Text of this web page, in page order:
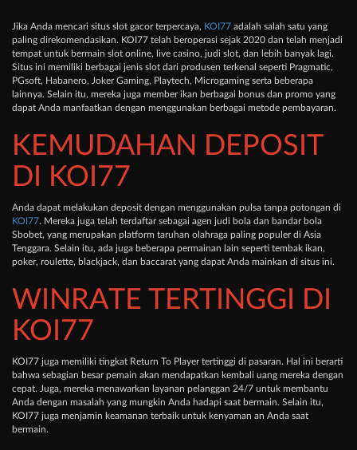
Jika Anda mencari situs slot gacor terpercaya, KOI77 adalah salah satu yang
paling direkomendasikan. KOI77 telah beroperasi sejak 2020 dan telah menjadi
tempat untuk bermain slot online, live casino, judi slot, dan lebih banyak lagi.
Situs ini memiliki berbagai jenis slot dari produsen terkenal seperti Pragmatic,
PGsoft, Habanero, Joker Gaming, Playtech, Microgaming serta beberapa
lainnya. Selain itu, mereka juga member ikan berbagai bonus dan promo yang
dapat Anda manfaatkan dengan menggunakan berbagai metode pembayaran.
KEMUDAHAN DEPOSIT
DI KOI77
Anda dapat melakukan deposit dengan menggunakan pulsa tanpa potongan di
KOI77. Mereka juga telah terdaftar sebagai agen judi bola dan bandar bola
Sbobet, yang merupakan platform taruhan olahraga paling populer di Asia
Tenggara. Selain itu, ada juga beberapa permainan lain seperti tembak ikan,
poker, roulette, blackjack, dan baccarat yang dapat Anda mainkan di situs ini.
WINRATE TERTINGGI DI
KOI77
KOI77 juga memiliki tingkat Return To Player tertinggi di pasaran. Hal ini berarti
bahwa sebagian besar pemain akan mendapatkan kembali uang mereka dengan
cepat. Juga, mereka menawarkan layanan pelanggan 24/7 untuk membantu
Anda dengan masalah yang mungkin Anda hadapi saat bermain. Selain itu,
KOI77 juga menjamin keamanan terbaik untuk kenyaman an Anda saat
bermain.